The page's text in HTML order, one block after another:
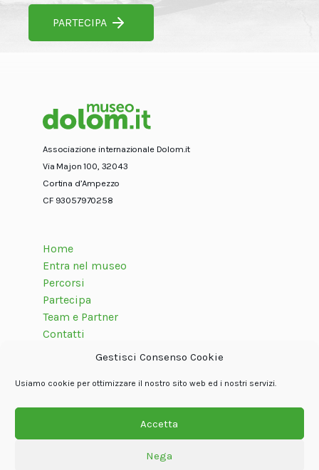
Gestisci Consenso Cookie
Usiamo cookie per ottimizzare il nostro sito web ed i nostri servizi.
Accetta
Nega
PARTECIPA
Associazione internazionale Dolom.it
Via Majon 100, 32043
Cortina d’Ampezzo
CF 93057970258
Home
Entra nel museo
Percorsi
Partecipa
Team e Partner
Contatti
Seguici su
© Associazione internazionale Dolom.it